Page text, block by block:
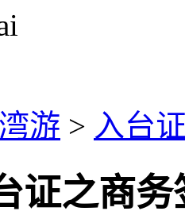
游 > 入台
证之商